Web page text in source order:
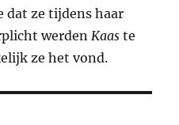
dat ze tijdens haar
werden Kaas te
ze het vond.